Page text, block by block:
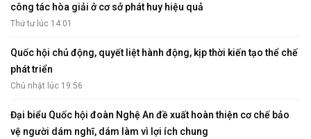
công tác hòa giải ở cơ sở phát huy hiệu quả
Thứ tư lúc 14:01
Quốc hội chủ động, quyết liệt hành động, kịp thời kiến tạo thể chế
phát triển
Chủ nhật lúc 19:56
Đại biểu Quốc hội đoàn Nghệ An đề xuất hoàn thiện cơ chế bảo
vệ người dám nghĩ, dám làm vì lợi ích chung